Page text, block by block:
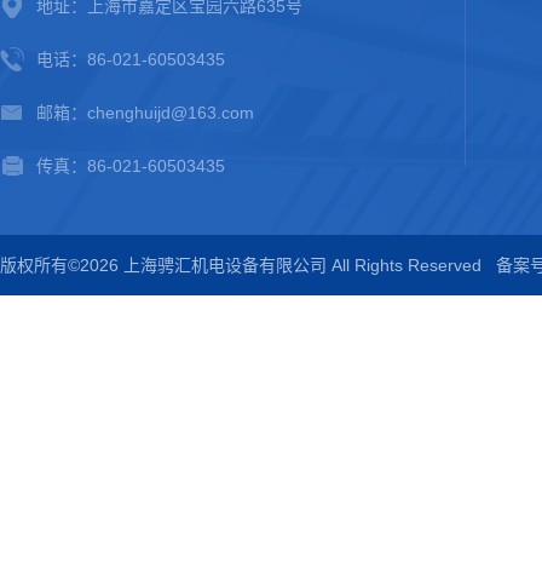
地址：上海市嘉定区宝园六路635号
电话：86-021-60503435
邮箱：chenghuijd@163.com
传真：86-021-60503435
版权所有©2026 上海骋汇机电设备有限公司 All Rights Reserved 备案